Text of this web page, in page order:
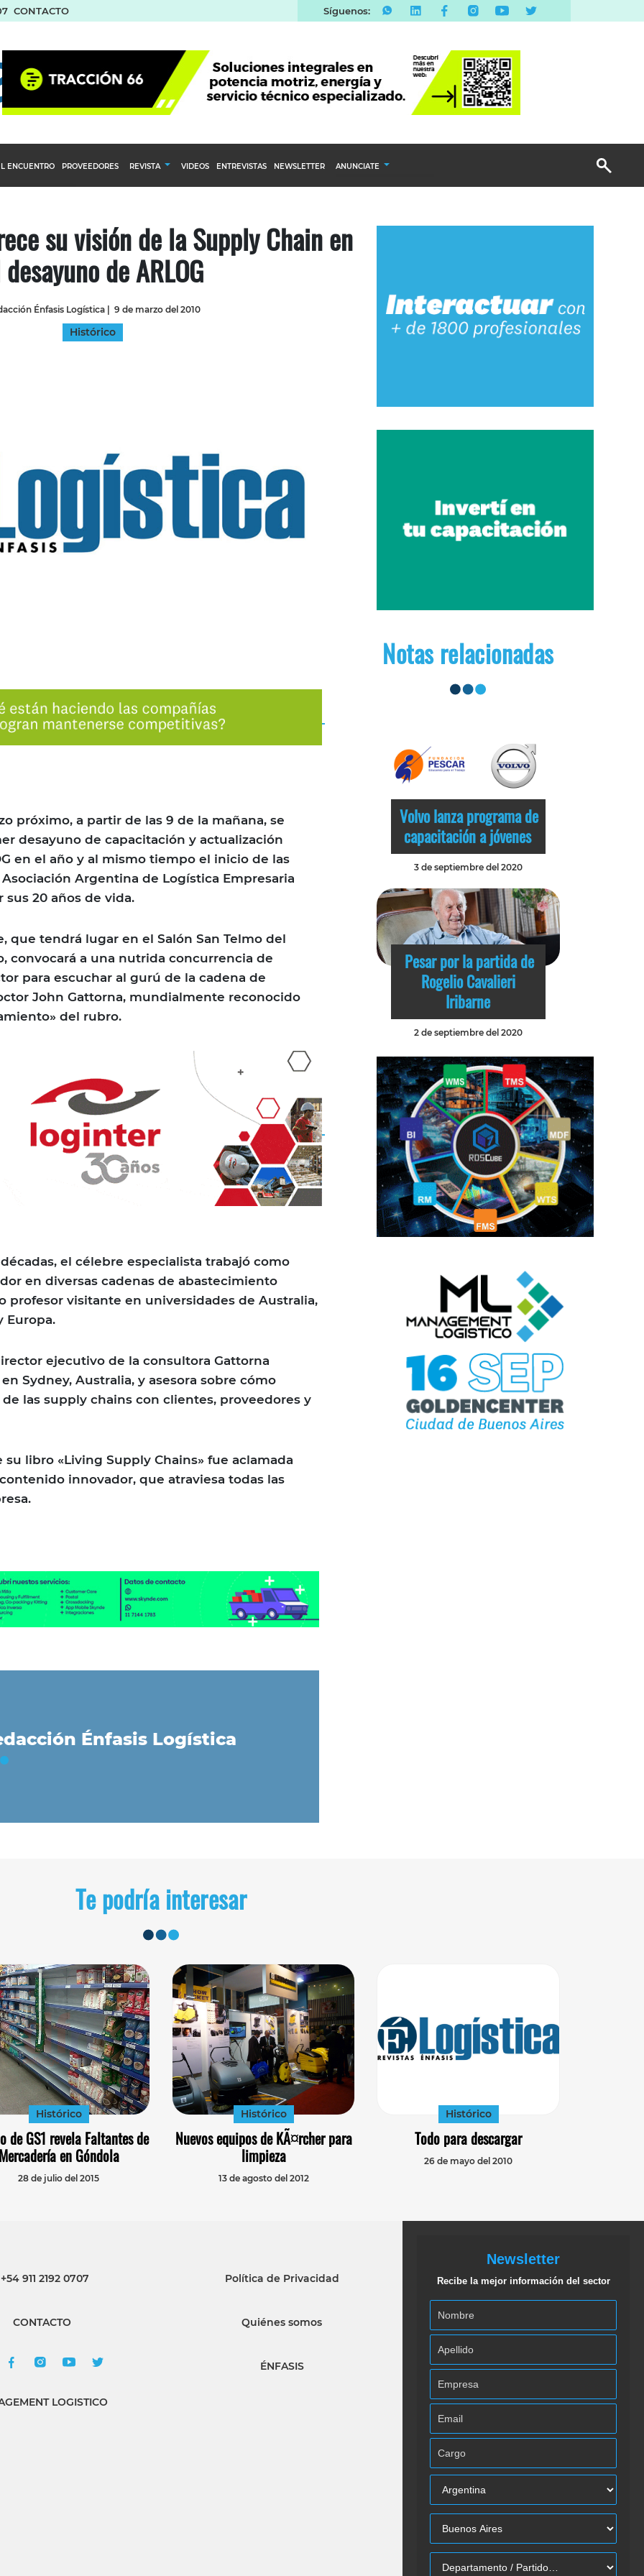
CONTACTO Síguenos:
del Agro
ENCUENTRO PROVEEDORES REVISTA VIDEOS ENTREVISTAS NEWSLETTER ANUNCIATE
Email Marketing
Branded Content
su visión de la Supply Chain en
de ARLOG
Énfasis Logística| 9 de marzo del 2010
Histórico
próximo, a partir de las 9 de la mañana, se
desayuno de capacitación y actualización
en el año y al mismo tiempo el inicio de las
Argentina de Logística Empresaria
sus 20 años de vida.
que tendrá lugar en el Salón San Telmo del
convocará a una nutrida concurrencia de
para escuchar al gurú de la cadena de
John Gattorna, mundialmente reconocido
del rubro.
el célebre especialista trabajó como
en diversas cadenas de abastecimiento
profesor visitante en universidades de Australia,
Europa.
ejecutivo de la consultora Gattorna
Sydney, Australia, y asesora sobre cómo
las supply chains con clientes, proveedores y
libro «Living Supply Chains» fue aclamada
innovador, que atraviesa todas las
Énfasis Logística
Notas relacionadas
Volvo lanza programa de
capacitación a jóvenes
3 de septiembre del 2020
Pesar por la partida de
Rogelio Cavalieri
Iribarne
2 de septiembre del 2020
Te podría interesar
Histórico
de GS1 revela Faltantes de
en Góndola
28 de julio del 2015
Histórico
Nuevos equipos de KÃ¤rcher para
limpieza
13 de agosto del 2012
Histórico
Todo para descargar
26 de mayo del 2010
911 2192 0707
CONTACTO
LOGISTICO
Política de Privacidad
Quiénes somos
ÉNFASIS
Newsletter
Recibe la mejor información del sector